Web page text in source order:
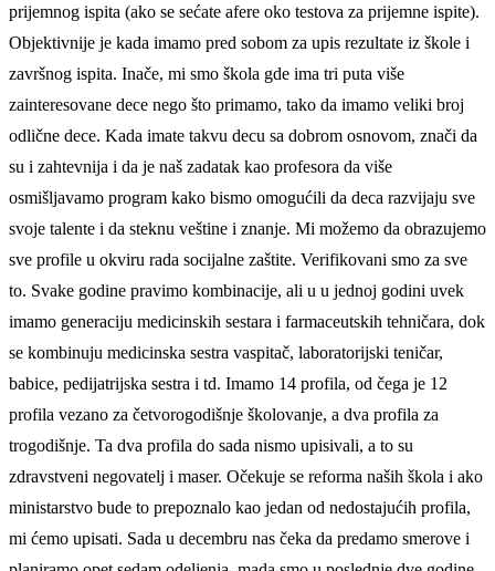
prijemnog ispita (ako se sećate afere oko testova za prijemne ispite).
Objektivnije je kada imamo pred sobom za upis rezultate iz škole i
završnog ispita. Inače, mi smo škola gde ima tri puta više
zainteresovane dece nego što primamo, tako da imamo veliki broj
odlične dece. Kada imate takvu decu sa dobrom osnovom, znači da
su i zahtevnija i da je naš zadatak kao profesora da više
osmišljavamo program kako bismo omogućili da deca razvijaju sve
svoje talente i da steknu veštine i znanje. Mi možemo da obrazujemo
sve profile u okviru rada socijalne zaštite. Verifikovani smo za sve
to. Svake godine pravimo kombinacije, ali u u jednoj godini uvek
imamo generaciju medicinskih sestara i farmaceutskih tehničara, dok
se kombinuju medicinska sestra vaspitač, laboratorijski teničar,
babice, pedijatrijska sestra i td. Imamo 14 profila, od čega je 12
profila vezano za četvorogodišnje školovanje, a dva profila za
trogodišnje. Ta dva profila do sada nismo upisivali, a to su
zdravstveni negovatelj i maser. Očekuje se reforma naših škola i ako
ministarstvo bude to prepoznalo kao jedan od nedostajućih profila,
mi ćemo upisati. Sada u decembru nas čeka da predamo smerove i